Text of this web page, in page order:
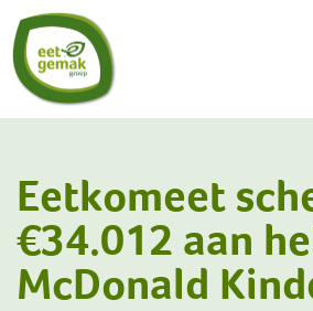
Eetkomeet
€34.012 aan
McDonald